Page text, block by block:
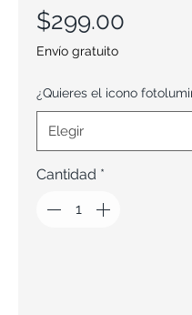
$299.00
Envío gratuito
¿Quieres el icono
Cantidad *